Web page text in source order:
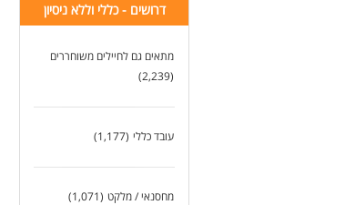
דרושים - כללי וללא ניסיון
מתאים גם לחיילים משוחררים
(2,239)
עובד כללי (1,177)
מחסנאי / מלקט (1,071)